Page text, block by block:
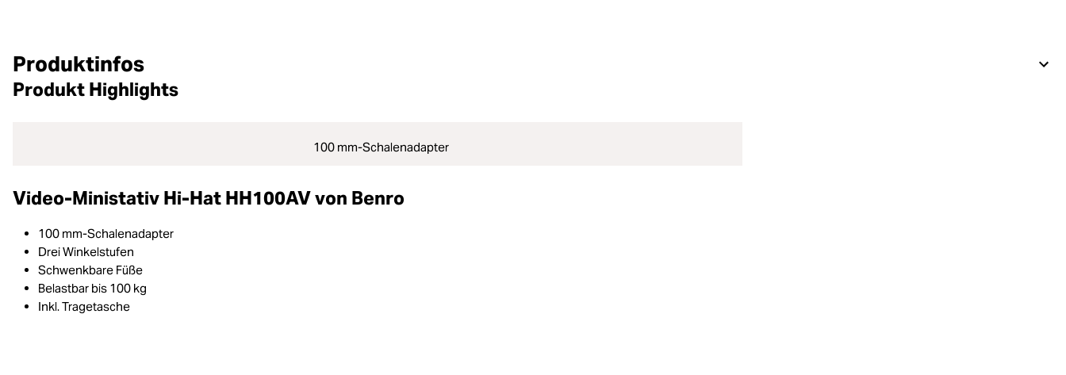
Produktinfos
Produkt Highlights
100 mm-Schalenadapter
Video-Ministativ Hi-Hat HH100AV von Benro
100 mm-Schalenadapter
Drei Winkelstufen
Schwenkbare Füße
Belastbar bis 100 kg
Inkl. Tragetasche